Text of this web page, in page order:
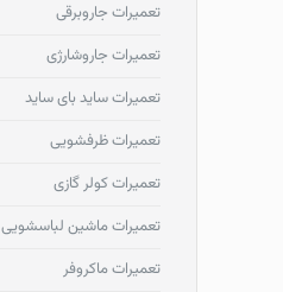
تعمیرات جاروبرقی
تعمیرات جاروشارژی
تعمیرات ساید بای ساید
تعمیرات ظرفشویی
تعمیرات کولر گازی
تعمیرات ماشین لباسشویی
تعمیرات ماکروفر